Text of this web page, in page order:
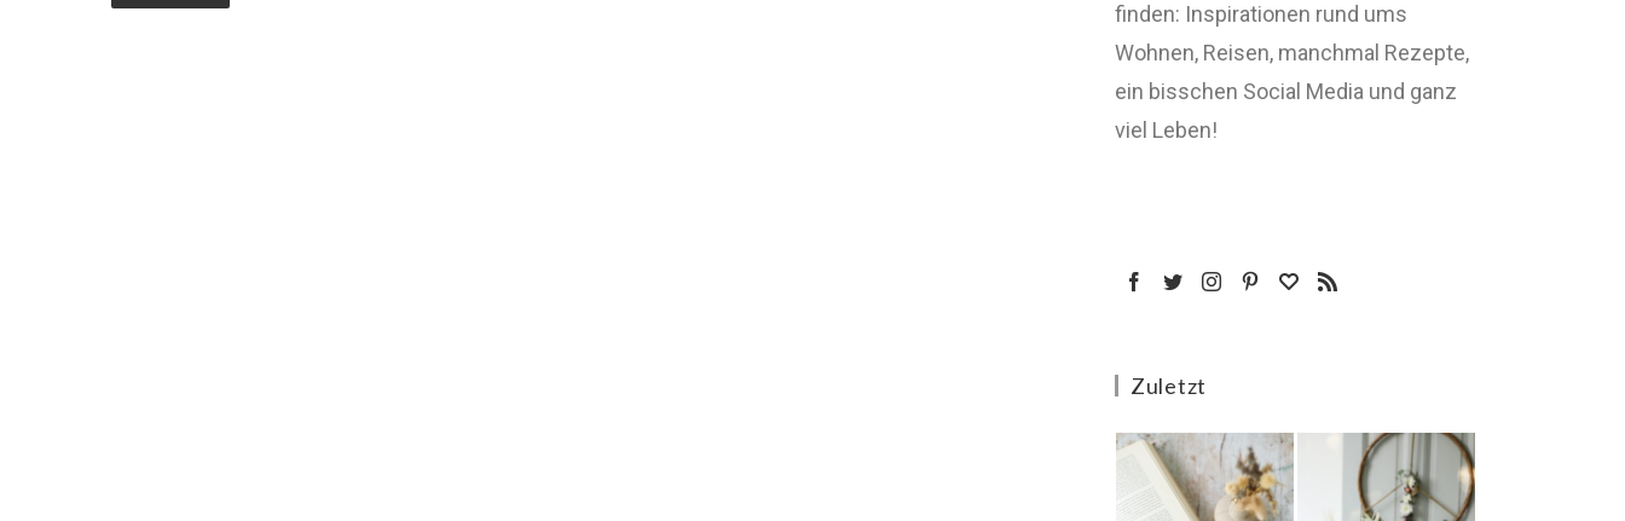
finden: Inspirationen rund ums
Wohnen, Reisen, manchmal Rezepte,
ein bisschen Social Media und ganz
viel Leben!
Zuletzt